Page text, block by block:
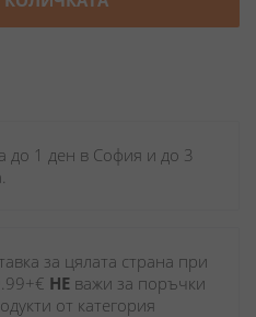
до 1 ден в София и до 3
за цялата страна при
НЕ важи за поръчки
от категория